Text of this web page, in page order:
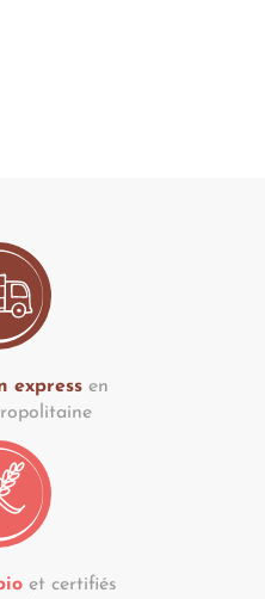
expressen
et certifiés